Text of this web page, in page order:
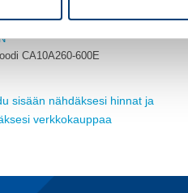
CA10A260-600E
sisään nähdäksesi hinnat ja
verkkokauppaa